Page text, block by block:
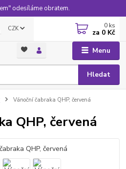
odesíláme obratem.
Menu
CZK
Hledat
0 ks
za 0 Kč
Vánoční čabraka QHP, červená
QHP, červená